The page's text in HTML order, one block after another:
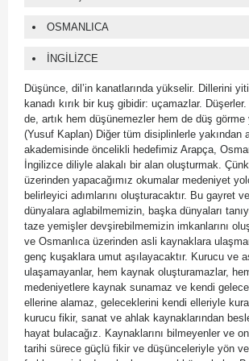
OSMANLICA
İNGİLİZCE
Düşünce, dil’in kanatlarında yükselir. Dillerini
kanadı kırık bir kuş gibidir: uçamazlar.
de, artık hem düşünemezler hem de düş görme
(Yusuf Kaplan) Diğer tüm disiplinlerle yakından
akademisinde öncelikli hedefimiz Arapça,
İngilizce diliyle alakalı bir alan oluşturmak.
üzerinden yapacağımız okumalar medeniyet
belirleyici adımlarını oluşturacaktır. Bu gayret
dünyalara aglabilmemizin, başka dünyaları
taze yemişler devşirebilmemizin imkanlarını
ve Osmanlıca üzerinden asli kaynaklara
genç kuşaklara umut aşılayacaktır. Kurucu ve
ulaşamayanlar, hem kaynak oluşturamazlar,
medeniyetlere kaynak sunamaz ve kendi
ellerine alamaz, geleceklerini kendi elleriyle
kurucu fikir, sanat ve ahlak kaynaklarından
hayat bulacağız. Kaynaklarını bilmeyenler ve
tarihi sürece güçlü fikir ve düşünceleriyle yön